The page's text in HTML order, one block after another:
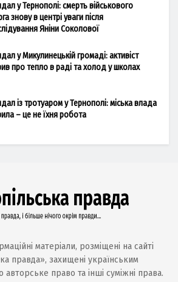
у Тернополі: смерть військового
знову в центрі уваги після
Яніни Соколової
у Микулинецькій громаді: активіст
про тепло в раді та холод у школах
із тротуаром у Тернополі: міська влада
– це не їхня робота
матеріали, розміщені на сайті
правда», захищені українським
право та інші суміжні права.